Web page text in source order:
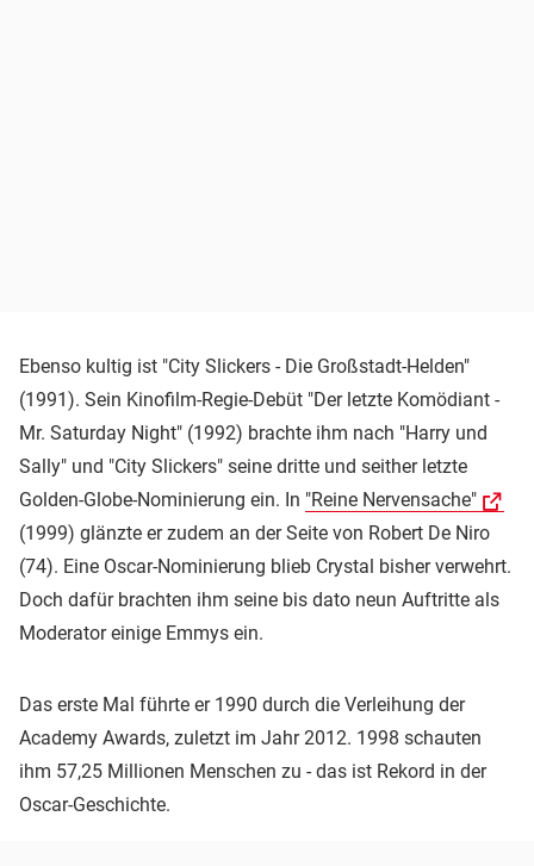
Ebenso kultig ist "City Slickers - Die Großstadt-Helden"
(1991). Sein Kinofilm-Regie-Debüt "Der letzte Komödiant -
Mr. Saturday Night" (1992) brachte ihm nach "Harry und
Sally" und "City Slickers" seine dritte und seither letzte
Golden-Globe-Nominierung ein. In "Reine Nervensache"
(1999) glänzte er zudem an der Seite von Robert De Niro
(74). Eine Oscar-Nominierung blieb Crystal bisher verwehrt.
Doch dafür brachten ihm seine bis dato neun Auftritte als
Moderator einige Emmys ein.
Das erste Mal führte er 1990 durch die Verleihung der
Academy Awards, zuletzt im Jahr 2012. 1998 schauten
ihm 57,25 Millionen Menschen zu - das ist Rekord in der
Oscar-Geschichte.